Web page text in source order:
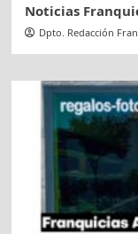
Noticias
Dpto. Redacción